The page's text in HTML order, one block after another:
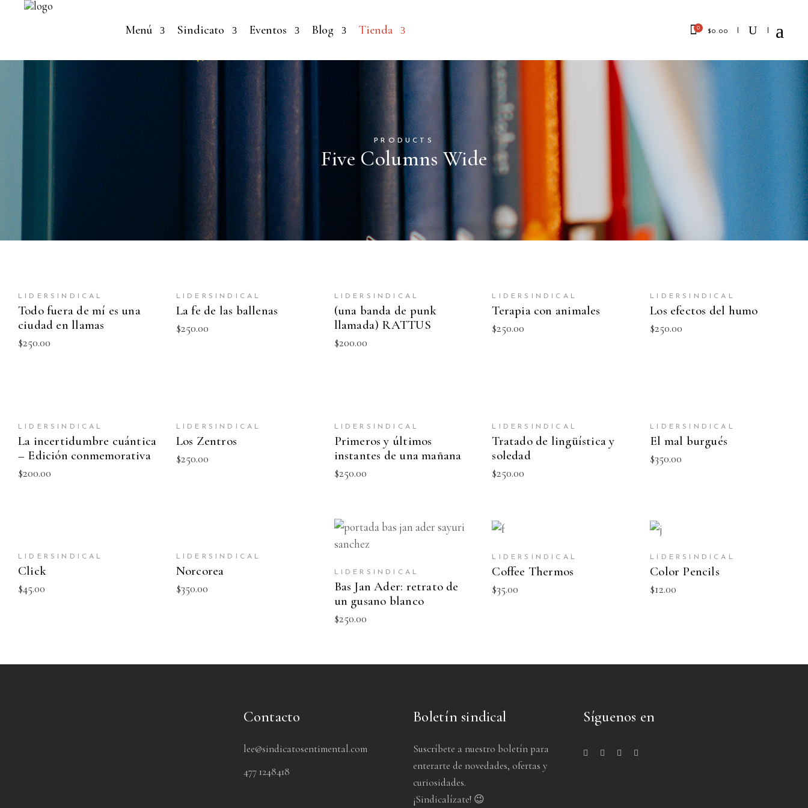
Menú Sindicato Eventos Blog Tienda 0 $0.00
No products in the cart.
PRODUCTS
Five Columns Wide
LIDERSINDICAL
Todo fuera de mí es una
ciudad en llamas
$250.00
LIDERSINDICAL
La fe de las ballenas
$250.00
LIDERSINDICAL
(una banda de punk
llamada) RATTUS
$200.00
LIDERSINDICAL
Terapia con animales
$250.00
LIDERSINDICAL
Los efectos del humo
$250.00
NEW
LIDERSINDICAL
La incertidumbre cuántica
– Edición conmemorativa
$200.00
LIDERSINDICAL
Los Zentros
$250.00
NEW
LIDERSINDICAL
Primeros y últimos
instantes de una mañana
$250.00
NEW
LIDERSINDICAL
Tratado de lingüística y
soledad
$250.00
NEW
LIDERSINDICAL
El mal burgués
$350.00
LIDERSINDICAL
Click
$45.00
LIDERSINDICAL
Norcorea
$350.00
AÑADIR AL CARRITO
LIDERSINDICAL
Bas Jan Ader: retrato de
un gusano blanco
$250.00
AÑADIR AL CARRITO
LIDERSINDICAL
Coffee Thermos
$35.00
AÑADIR AL CARRITO
LIDERSINDICAL
Color Pencils
$12.00
Contacto
lee@sindicatosentimental.com
477 1248418
Boletín sindical
Suscríbete a nuestro boletín para
enterarte de novedades, ofertas y
curiosidades.
¡Sindicalízate! 😉
Síguenos en